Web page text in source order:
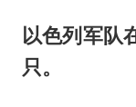
以色列军队
只。